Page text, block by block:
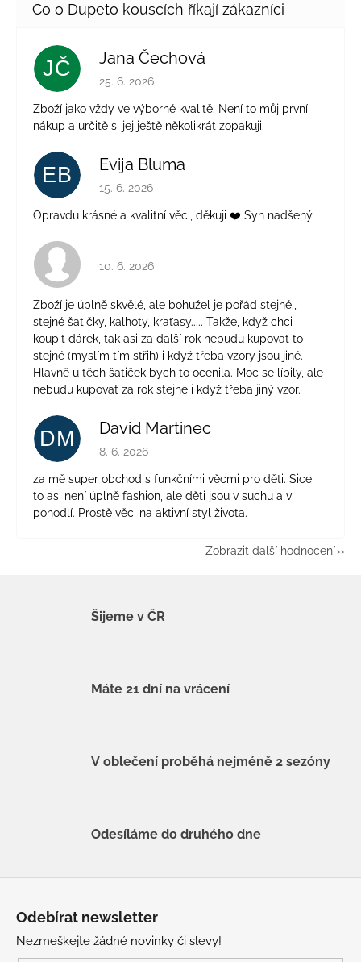
JČ Jana Čechová
Hodnocení obchodu je 5 z 5 hvězdiček.
25. 6. 2026
Zboží jako vždy ve výborné kvalitě. Není to můj první
nákup a určitě si jej ještě několikrát zopakuji.
EB Evija Bluma
Hodnocení obchodu je 5 z 5 hvězdiček.
15. 6. 2026
Opravdu krásné a kvalitní věci, děkuji ❤️ Syn nadšený
Hodnocení obchodu je 4 z 5 hvězdiček.
10. 6. 2026
Zboží je úplně skvělé, ale bohužel je pořád stejné.,
stejné šatičky, kalhoty, kraťasy..... Takže, když chci
koupit dárek, tak asi za další rok nebudu kupovat to
stejné (myslím tím střih) i když třeba vzory jsou jiné.
Hlavně u těch šatiček bych to ocenila. Moc se líbily, ale
nebudu kupovat za rok stejné i když třeba jiný vzor.
DM David Martinec
Hodnocení obchodu je 5 z 5 hvězdiček.
8. 6. 2026
za mě super obchod s funkčními věcmi pro děti. Sice
to asi není úplně fashion, ale děti jsou v suchu a v
pohodlí. Prostě věci na aktivní styl života.
Zobrazit další hodnocení
Šijeme v ČR
Máte 21 dní na vrácení
V oblečení proběhá nejméně 2 sezóny
Odesíláme do druhého dne
Odebírat newsletter
Nezmeškejte žádné novinky či slevy!